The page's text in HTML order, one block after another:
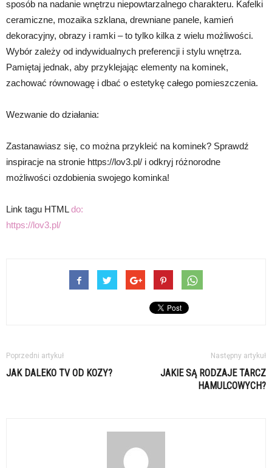
sposób na nadanie wnętrzu niepowtarzalnego charakteru. Kafelki
ceramiczne, mozaika szklana, drewniane panele, kamień
dekoracyjny, obrazy i ramki – to tylko kilka z wielu możliwości.
Wybór zależy od indywidualnych preferencji i stylu wnętrza.
Pamiętaj jednak, aby przyklejając elementy na kominek,
zachować równowagę i dbać o estetykę całego pomieszczenia.
Wezwanie do działania:
Zastanawiasz się, co można przykleić na kominek? Sprawdź
inspiracje na stronie https://lov3.pl/ i odkryj różnorodne
możliwości ozdobienia swojego kominka!
Link tagu HTMLdo:
https://lov3.pl/
Poprzedni artykuł
JAK DALEKO TV OD KOZY?
Następny artykuł
JAKIE SĄ RODZAJE TARCZ
HAMULCOWYCH?